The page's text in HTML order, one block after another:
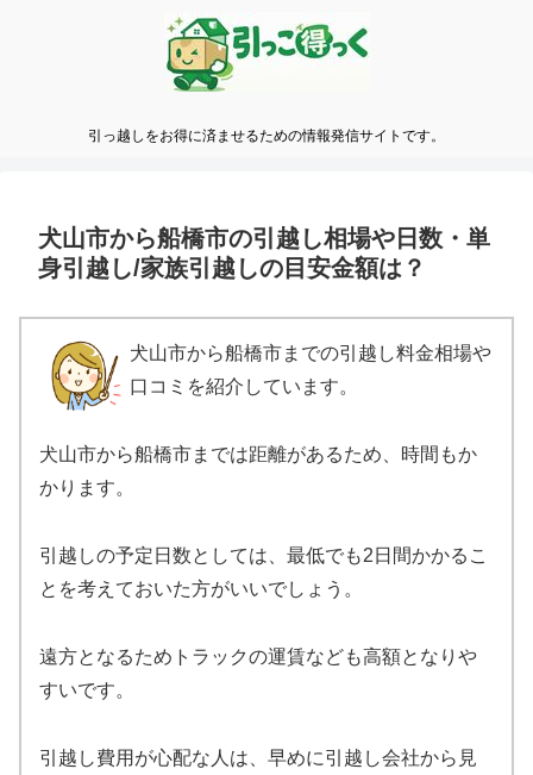
引っ越しをお得に済ませるための情報発信サイトです。
犬山市から船橋市の引越し相場や日数・単
身引越し/家族引越しの目安金額は？
犬山市から船橋市までの引越し料金相場や
口コミを紹介しています。
犬山市から船橋市までは距離があるため、時間もか
かります。
引越しの予定日数としては、最低でも2日間かかるこ
とを考えておいた方がいいでしょう。
遠方となるためトラックの運賃なども高額となりや
すいです。
引越し費用が心配な人は、早めに引越し会社から見